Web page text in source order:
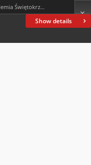
Show details
Akademia Świętokrzyska im. Jana Kochanowskiego (Kielce)